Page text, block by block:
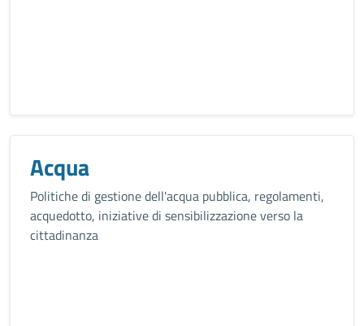
Acqua
Politiche di gestione dell'acqua pubblica, regolamenti,
acquedotto, iniziative di sensibilizzazione verso la
cittadinanza